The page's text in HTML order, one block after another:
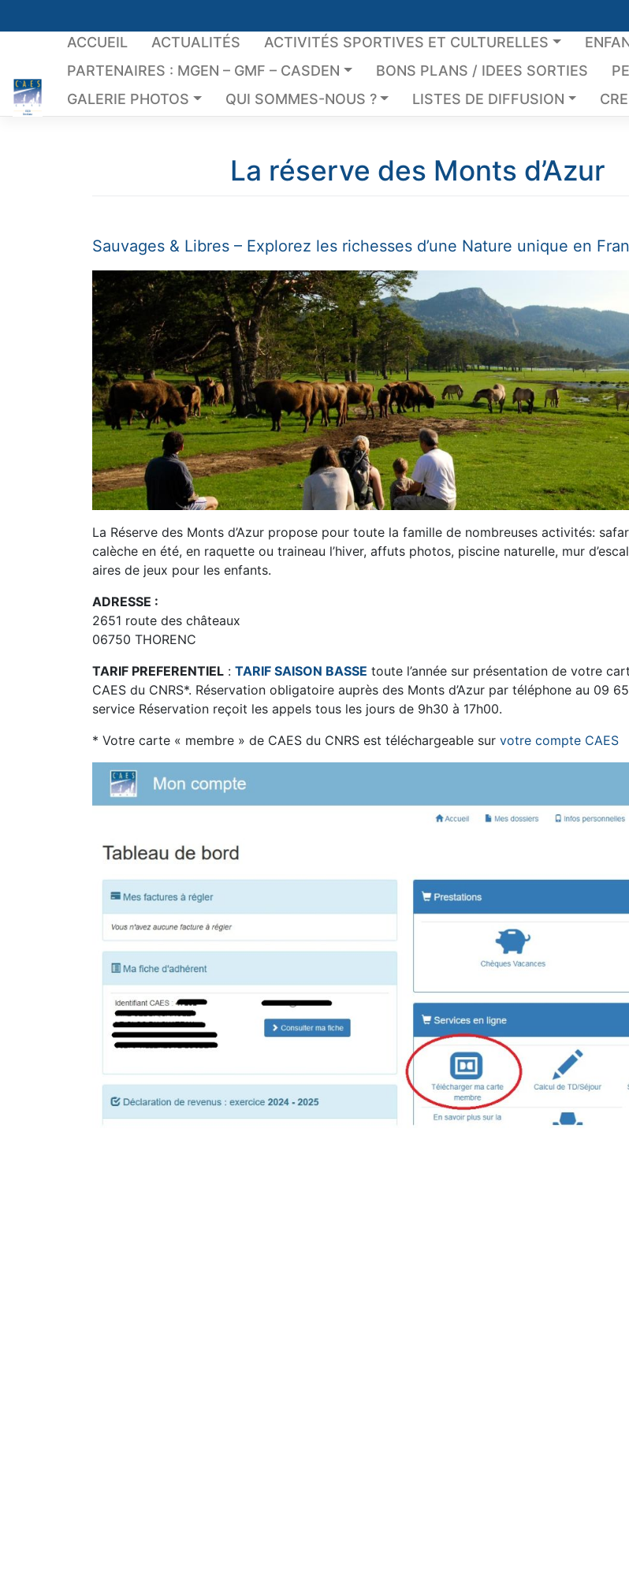
to
ACCUEIL ACTUALITÉS ACTIVITÉS SPORTIVES ET CULTURELLES
PARTENAIRES : MGEN – GMF – CASDEN
BONS PLANS / IDEES SORTIES
GALERIE PHOTOS
QUI SOMMES-NOUS ? LISTES DE DIFFUSION
La réserve des Monts d’Azur
Sauvages & Libres – Explorez les richesses d’une Nature unique en
La Réserve des Monts d’Azur propose pour toute la famille de nombreuses activités:
calèche en été, en raquette ou traineau l’hiver, affuts photos, piscine naturelle, mur
aires de jeux pour les enfants.
ADRESSE :
2651 route des châteaux
06750 THORENC
TARIF PREFERENTIEL : TARIF SAISON BASSE toute l’année sur présentation de votre
CAES du CNRS*. Réservation obligatoire auprès des Monts d’Azur par téléphone au 09
service Réservation reçoit les appels tous les jours de 9h30 à 17h00.
* Votre carte « membre » de CAES du CNRS est téléchargeable sur votre compte CAES